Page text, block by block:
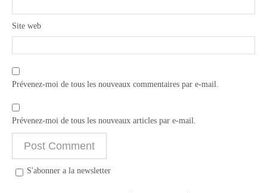
Site web
Prévenez-moi de tous les nouveaux commentaires par e-mail.
Prévenez-moi de tous les nouveaux articles par e-mail.
S'abonner a la newsletter